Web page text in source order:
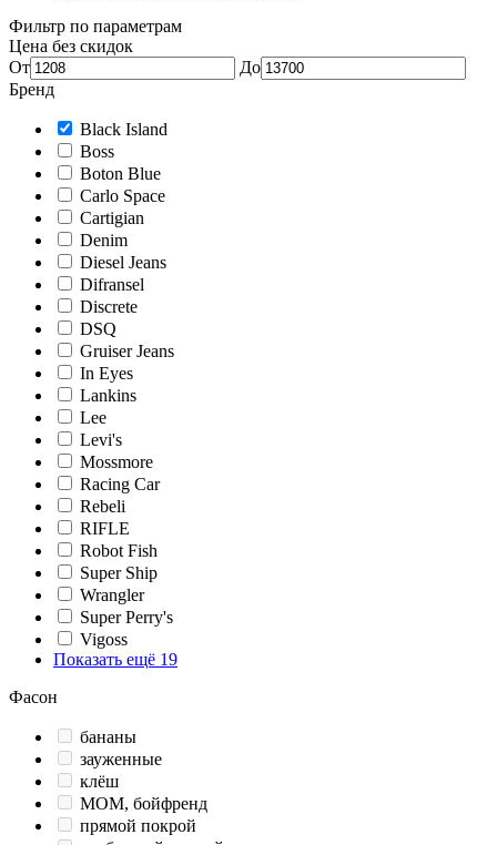
Фильтр по параметрам
Цена без скидок
От
До
Бренд
Black Island
Boss
Boton Blue
Carlo Space
Cartigian
Denim
Diesel Jeans
Difransel
Discrete
DSQ
Gruiser Jeans
In Eyes
Lankins
Lee
Levi's
Mossmore
Racing Car
Rebeli
RIFLE
Robot Fish
Super Ship
Wrangler
Super Perry's
Vigoss
Показать ещё 19
Фасон
бананы
зауженные
клёш
МОМ, бойфренд
прямой покрой